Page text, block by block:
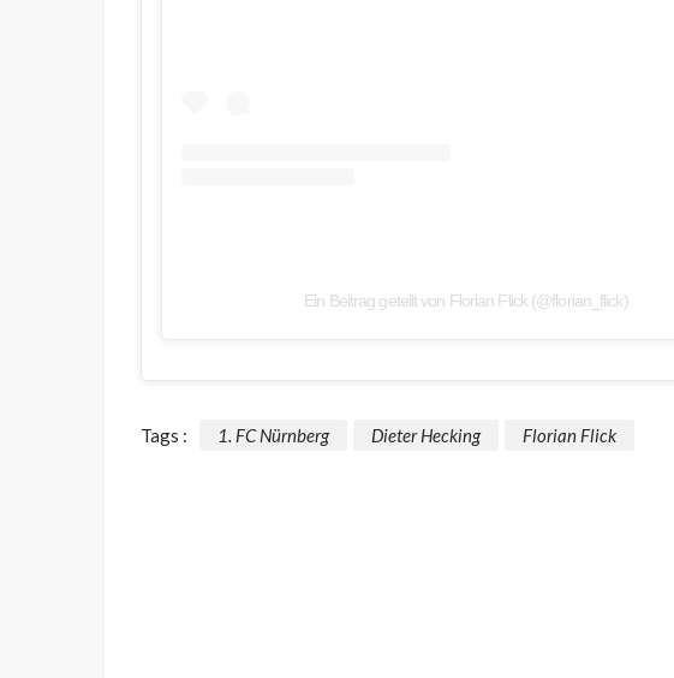
Ein Beitrag geteilt von Florian Flick (@florian_flick)
Tags : 1. FC Nürnberg Dieter Hecking Florian Flick